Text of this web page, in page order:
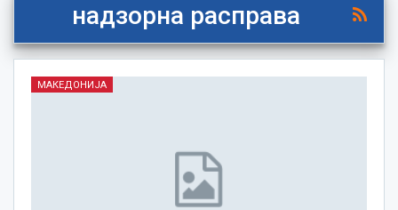
надзорна расправа
МАКЕДОНИЈА